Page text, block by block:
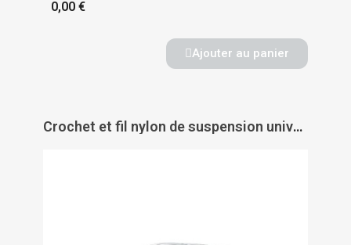
0,00 €
Ajouter au panier
Crochet et fil nylon de suspension universel - CIVIC